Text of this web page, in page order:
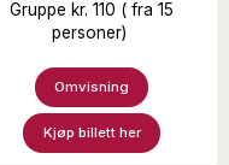
Gruppe kr. 110 ( fra 15
personer)
Omvisning
Kjøp billett her